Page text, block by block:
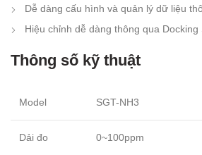
Dễ dàng cấu hình và quản lý dữ liệu
Hiệu chỉnh dễ dàng thông qua Docking
Thông số kỹ thuật
Model SGT-NH3
Dải đo 0~100ppm